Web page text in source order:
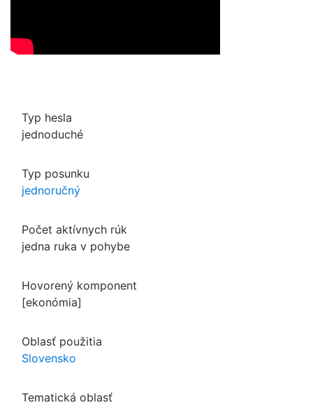
Typ hesla
jednoduché
Typ posunku
jednoručný
Počet aktívnych rúk
jedna ruka v pohybe
Hovorený komponent
[ekonómia]
Oblasť použitia
Slovensko
Tematická oblasť